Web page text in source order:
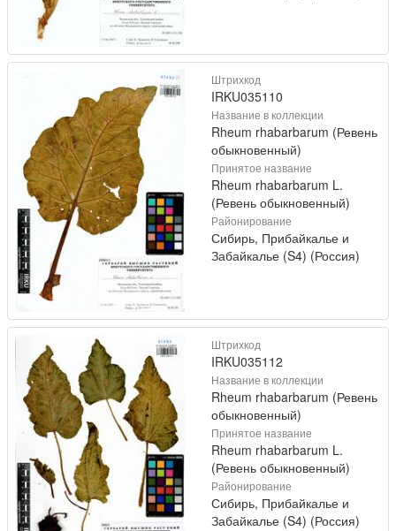
Штрихкод
IRKU035110
Название в коллекции
Rheum rhabarbarum (Ревень
обыкновенный)
Принятое название
Rheum rhabarbarum L.
(Ревень обыкновенный)
Районирование
Сибирь, Прибайкалье и
Забайкалье (S4) (Россия)
Штрихкод
IRKU035112
Название в коллекции
Rheum rhabarbarum (Ревень
обыкновенный)
Принятое название
Rheum rhabarbarum L.
(Ревень обыкновенный)
Районирование
Сибирь, Прибайкалье и
Забайкалье (S4) (Россия)